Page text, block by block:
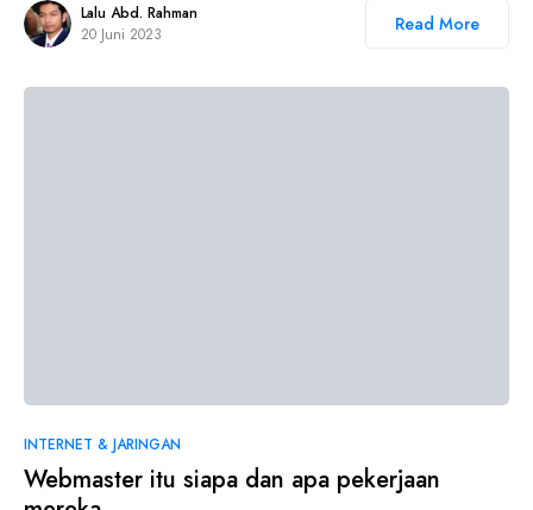
Lalu Abd. Rahman
20 Juni 2023
Read More
INTERNET & JARINGAN
Webmaster itu siapa dan apa pekerjaan